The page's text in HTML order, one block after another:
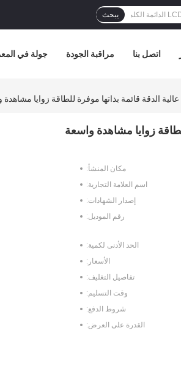
يبحث
جولة في مراقبة الجودة اتصل بنا
مكان المنشأ:
اسم العلامة التجارية:
إصدار الشهادات:
رقم الموديل:
الحد الأدنى لكمية:
الأسعار:
تفاصيل التغليف:
وقت التسليم:
شروط الدفع:
القدرة على العرض: